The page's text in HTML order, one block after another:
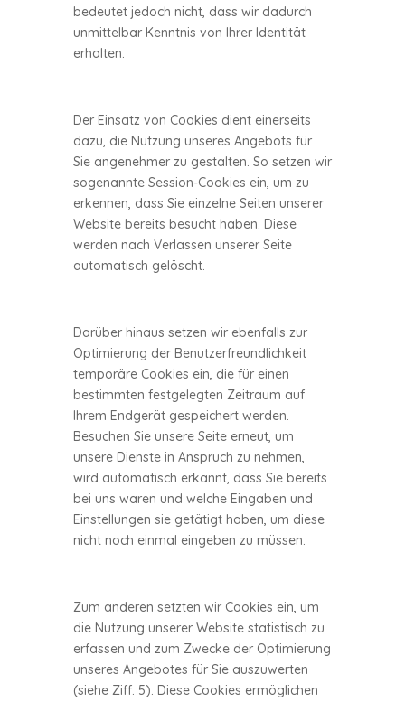
bedeutet jedoch nicht, dass wir dadurch
unmittelbar Kenntnis von Ihrer Identität
erhalten.
Der Einsatz von Cookies dient einerseits
dazu, die Nutzung unseres Angebots für
Sie angenehmer zu gestalten. So setzen wir
sogenannte Session-Cookies ein, um zu
erkennen, dass Sie einzelne Seiten unserer
Website bereits besucht haben. Diese
werden nach Verlassen unserer Seite
automatisch gelöscht.
Darüber hinaus setzen wir ebenfalls zur
Optimierung der Benutzerfreundlichkeit
temporäre Cookies ein, die für einen
bestimmten festgelegten Zeitraum auf
Ihrem Endgerät gespeichert werden.
Besuchen Sie unsere Seite erneut, um
unsere Dienste in Anspruch zu nehmen,
wird automatisch erkannt, dass Sie bereits
bei uns waren und welche Eingaben und
Einstellungen sie getätigt haben, um diese
nicht noch einmal eingeben zu müssen.
Zum anderen setzten wir Cookies ein, um
die Nutzung unserer Website statistisch zu
erfassen und zum Zwecke der Optimierung
unseres Angebotes für Sie auszuwerten
(siehe Ziff. 5). Diese Cookies ermöglichen